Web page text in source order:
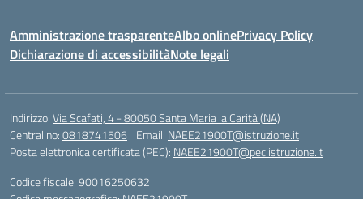
Amministrazione trasparenteAlbo onlinePrivacy Policy
Dichiarazione di accessibilitàNote legali
Indirizzo:Via Scafati, 4 - 80050 Santa Maria la Carità (NA)
Centralino:0818741506 Email: NAEE21900T@istruzione.it
Posta elettronica certificata (PEC): NAEE21900T@pec.istruzione.it
Codice fiscale: 90016250632